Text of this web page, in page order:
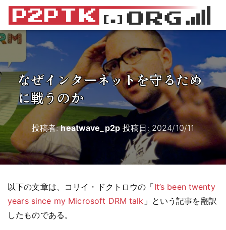
なぜインターネットを守るため
に戦うのか
投稿者:heatwave_p2p 投稿日: 2024/10/11
以下の文章は、コリイ・ドクトロウの「It’s been twenty
years since my Microsoft DRM talk 」という記事を翻訳
したものである。